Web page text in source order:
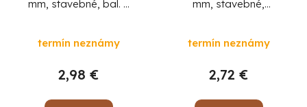
mm, stavebné, bal. 5
termín neznámy
2,98 €
mm, stavebné,
termín neznámy
2,72 €